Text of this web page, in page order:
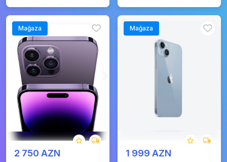
Mağaza
2 750 AZN
Mağaza
1 999 AZN